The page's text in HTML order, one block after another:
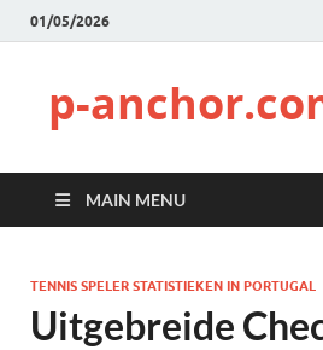
01/05/2026
p-
MAIN MENU
TENNIS SPELER STATISTIEKEN IN PORTUGAL
Uitgebreide